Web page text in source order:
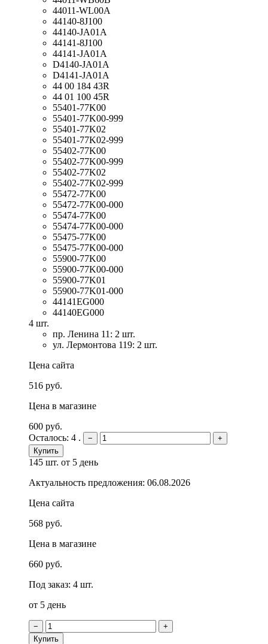
44011-WL00A
44140-8J100
44140-JA01A
44141-8J100
44141-JA01A
D4140-JA01A
D4141-JA01A
44 00 184 43R
44 01 100 45R
55401-77K00
55401-77K00-999
55401-77K02
55401-77K02-999
55402-77K00
55402-77K00-999
55402-77K02
55402-77K02-999
55472-77K00
55472-77K00-000
55474-77K00
55474-77K00-000
55475-77K00
55475-77K00-000
55900-77K00
55900-77K00-000
55900-77K01
55900-77K01-000
44141EG000
44140EG000
4 шт.
пр. Ленина 11: 2 шт.
ул. Лермонтова 119: 2 шт.
Цена сайта
516 руб.
Цена в магазине
600 руб.
Осталось: 4 .
−
+
Купить
145 шт. от 5 день
Актуальность предложения: 06.08.2026
Цена сайта
568 руб.
Цена в магазине
660 руб.
Под заказ: 4 шт.
от 5 день
−
+
Купить